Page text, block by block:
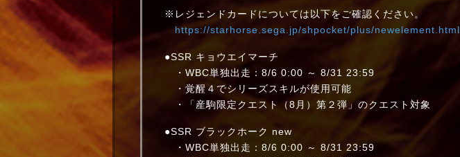
※レジェンドカードについては以下をご確認ください。
https://starhorse.sega.jp/shpocket/plus/newelement.html
●SSR キョウエイマーチ
・WBC単独出走：8/6 0:00 ～ 8/31 23:59
・覚醒４でシリーズスキルが使用可能
・「産駒限定クエスト（8月）第２弾」のクエスト対象
●SSR ブラックホーク new
・WBC単独出走：8/6 0:00 ～ 8/31 23:59